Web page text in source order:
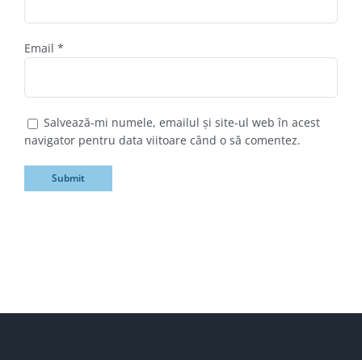
Email *
Salvează-mi numele, emailul și site-ul web în acest
navigator pentru data viitoare când o să comentez.